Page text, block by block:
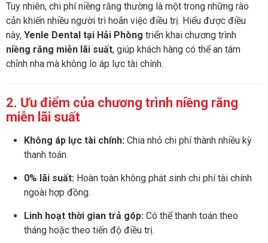
Tuy nhiên, chi phí niềng răng thường là một trong những rào
cản khiến nhiều người trì hoãn việc điều trị. Hiểu được điều
này, Yenle Dental tại Hải Phòng triển khai chương trình
niềng răng miễn lãi suất, giúp khách hàng có thể an tâm
chỉnh nha mà không lo áp lực tài chính.
2. Ưu điểm của chương trình niềng răng
miễn lãi suất
Không áp lực tài chính: Chia nhỏ chi phí thành nhiều kỳ
thanh toán.
0% lãi suất: Hoàn toàn không phát sinh chi phí tài chính
ngoài hợp đồng.
Linh hoạt thời gian trả góp: Có thể thanh toán theo
tháng hoặc theo tiến độ điều trị.